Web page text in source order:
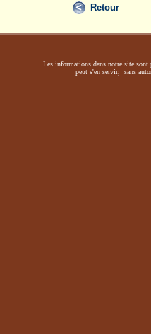
Retour
Les informations dans notre site
peut s'en servir, sans